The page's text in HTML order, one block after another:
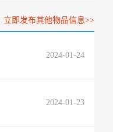
立即发布其他物品信息>>
2024-01-24
2024-01-23